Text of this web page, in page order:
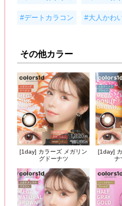
#デートカラコン #大人かわ
その他カラー
[1day] カラーズ メガリン
グドーナツ
[1day]
ナ